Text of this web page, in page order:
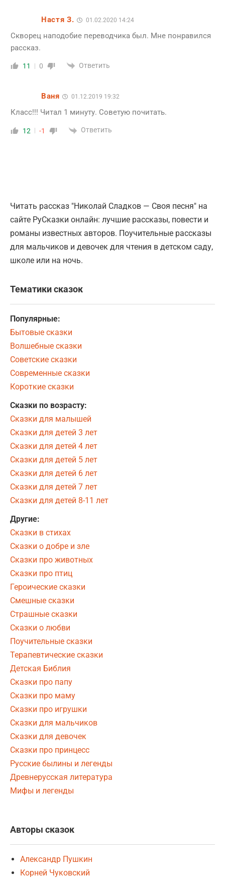
Настя З. 01.02.2020 14:24
Скворец наподобие переводчика был. Мне понравился
рассказ.
11 0 Ответить
Ваня 01.12.2019 19:32
Класс!!! Читал 1 минуту. Советую почитать.
12 -1 Ответить
Читать рассказ "Николай Сладков — Своя песня" на
сайте РуСказки онлайн: лучшие рассказы, повести и
романы известных авторов. Поучительные рассказы
для мальчиков и девочек для чтения в детском саду,
школе или на ночь.
Тематики сказок
Популярные:
Бытовые сказки
Волшебные сказки
Советские сказки
Современные сказки
Короткие сказки
Сказки по возрасту:
Сказки для малышей
Сказки для детей 3 лет
Сказки для детей 4 лет
Сказки для детей 5 лет
Сказки для детей 6 лет
Сказки для детей 7 лет
Сказки для детей 8-11 лет
Другие:
Сказки в стихах
Сказки о добре и зле
Сказки про животных
Сказки про птиц
Героические сказки
Смешные сказки
Страшные сказки
Сказки о любви
Поучительные сказки
Терапевтические сказки
Детская Библия
Сказки про папу
Сказки про маму
Сказки про игрушки
Сказки для мальчиков
Сказки для девочек
Сказки про принцесс
Русские былины и легенды
Древнерусская литература
Мифы и легенды
Авторы сказок
Александр Пушкин
Корней Чуковский